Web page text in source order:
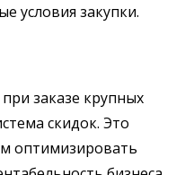
условия закупки.
заказе крупных
скидок. Это
оптимизировать